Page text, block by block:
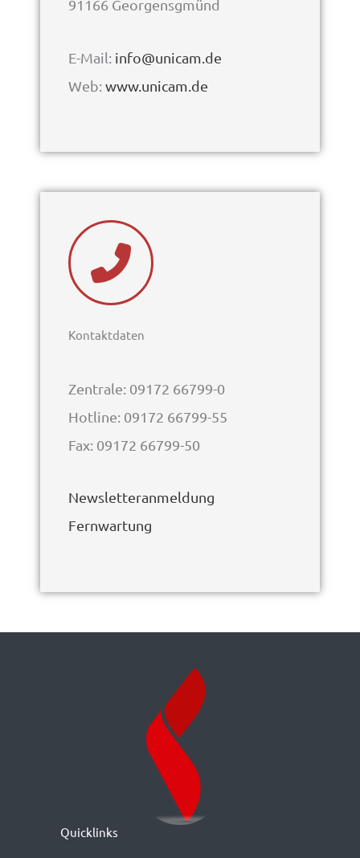
91166 Georgensgmünd
E-Mail: info@unicam.de
Web:www.unicam.de
Kontaktdaten
Zentrale: 09172 66799-0
Hotline: 09172 66799-55
Fax: 09172 66799-50
Newsletteranmeldung
Fernwartung
Quicklinks